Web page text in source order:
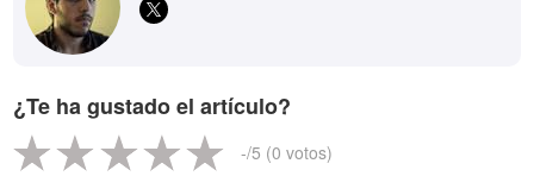
¿Te ha gustado el artículo?
-/5 (0 votos)